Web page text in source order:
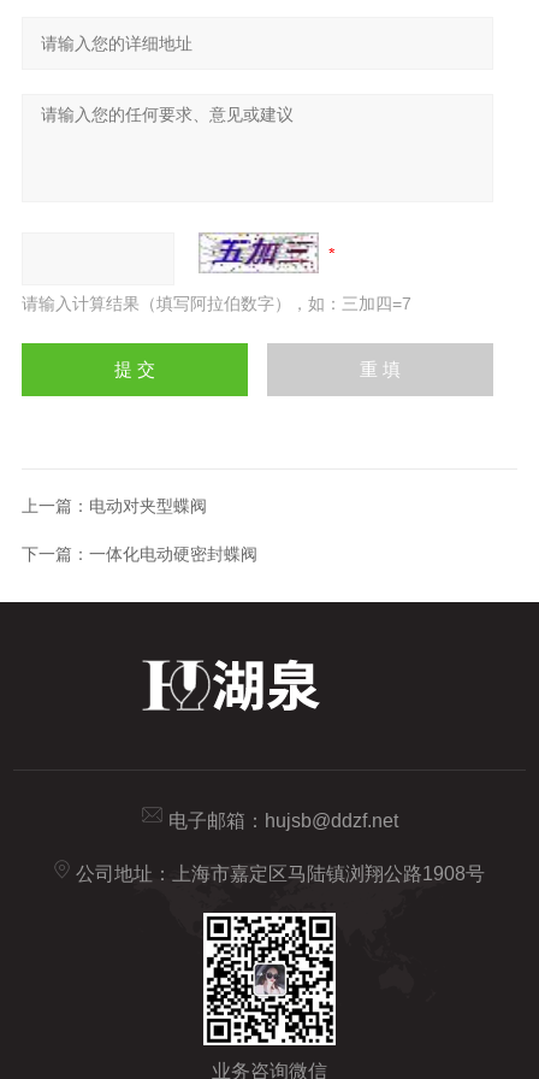
请输入计算结果（填写阿拉伯数字），如：三加四=7
上一篇： 电动对夹型蝶阀
下一篇： 一体化电动硬密封蝶阀
电子邮箱： hujsb@ddzf.net
公司地址：上海市嘉定区马陆镇浏翔公路1908号
业务咨询微信